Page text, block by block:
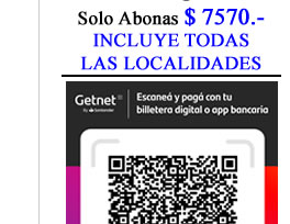
Geriatría
Ginecología / Obstetricia
Hematología
Histología
Homeopatía
Infectología
Inmunología
Instrumentación Quirurgica